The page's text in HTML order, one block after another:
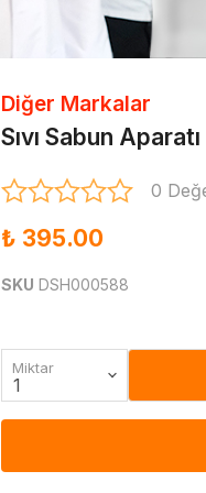
Diğer Markalar
Sıvı Sabun
0
₺ 395.00
SKU DSH000588
Miktar